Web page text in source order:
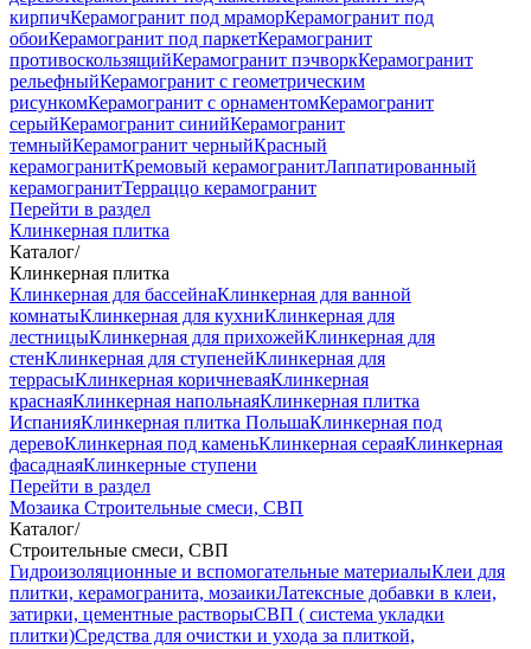
кирпичКерамогранит под мраморКерамогранит под
обоиКерамогранит под паркетКерамогранит
противоскользящийКерамогранит пэчворкКерамогранит
рельефныйКерамогранит с геометрическим
рисункомКерамогранит с орнаментомКерамогранит
серыйКерамогранит синийКерамогранит
темныйКерамогранит черныйКрасный
керамогранитКремовый керамогранитЛаппатированный
керамогранитТерраццо керамогранит
Перейти в раздел
Клинкерная плитка
Каталог/
Клинкерная плитка
Клинкерная для бассейнаКлинкерная для ванной
комнатыКлинкерная для кухниКлинкерная для
лестницыКлинкерная для прихожейКлинкерная для
стенКлинкерная для ступенейКлинкерная для
террасыКлинкерная коричневаяКлинкерная
краснаяКлинкерная напольнаяКлинкерная плитка
ИспанияКлинкерная плитка ПольшаКлинкерная под
деревоКлинкерная под каменьКлинкерная сераяКлинкерная
фасаднаяКлинкерные ступени
Перейти в раздел
Мозаика Строительные смеси, СВП
Каталог/
Строительные смеси, СВП
Гидроизоляционные и вспомогательные материалыКлеи для
плитки, керамогранита, мозаикиЛатексные добавки в клеи,
затирки, цементные растворыСВП ( система укладки
плитки)Средства для очистки и ухода за плиткой,